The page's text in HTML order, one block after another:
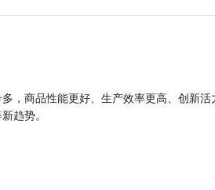
，商品性能更好、生产效率更高、创新
趋势。